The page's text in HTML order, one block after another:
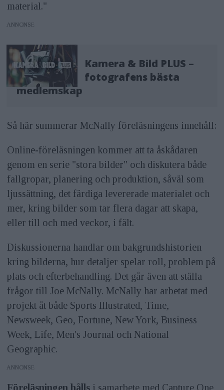
material."
ANNONS
Kamera & Bild PLUS –
fotografens bästa
medlemskap
Så här summerar McNally föreläsningens innehåll:
Online-föreläsningen kommer att ta åskådaren
genom en serie "stora bilder" och diskutera både
fallgropar, planering och produktion, såväl som
ljussättning, det färdiga levererade materialet och
mer, kring bilder som tar flera dagar att skapa,
eller till och med veckor, i fält.
Diskussionerna handlar om bakgrundshistorien
kring bilderna, hur detaljer spelar roll, problem på
plats och efterbehandling. Det går även att ställa
frågor till Joe McNally. McNally har arbetat med
projekt åt både Sports Illustrated, Time,
Newsweek, Geo, Fortune, New York, Business
Week, Life, Men's Journal och National
Geographic.
ANNONS
Föreläsningen hållsi samarbete med Capture One,